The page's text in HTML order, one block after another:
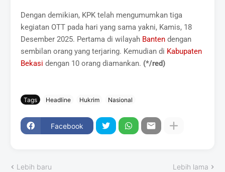
Dengan demikian, KPK telah mengumumkan tiga
kegiatan OTT pada hari yang sama yakni, Kamis, 18
Desember 2025. Pertama di wilayah Banten dengan
sembilan orang yang terjaring. Kemudian di Kabupaten
Bekasi dengan 10 orang diamankan. (*/red)
Tags Headline Hukrim Nasional
Facebook
Lebih baru Lebih lama